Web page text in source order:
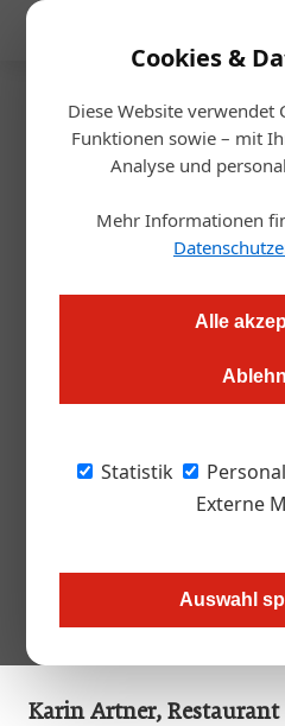
Cookies &
Diese Website verwendet
Funktionen sowie – mit
Analyse und
Mehr Informationen
Alle
Statistik
Externe
Auswahl
Startseite/
Umfrage:
Trinkgeld ist für Mitarbeiter ein
spendabel sind Gäste heute?
Bild (v. l. oben): Karin
Ofenloch, Wien; Stefanie
Klausner, Landgasthof
Gregorits, Gasthof –
Karin Artner,